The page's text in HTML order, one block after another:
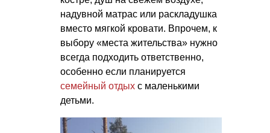
надувной матрас или раскладушка
вместо мягкой кровати. Впрочем, к
выбору «места жительства» нужно
всегда подходить ответственно,
особенно если планируется
семейный отдых с маленькими
детьми.